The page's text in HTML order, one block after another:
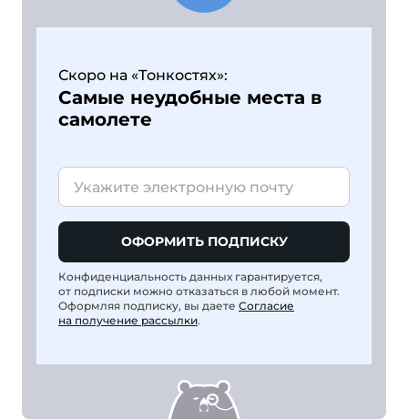
Скоро на «Тонкостях»:
Самые неудобные места в
самолете
ОФОРМИТЬ ПОДПИСКУ
Конфиденциальность данных гарантируется,
от подписки можно отказаться в любой момент.
Оформляя подписку, вы даете Согласие
на получение рассылки.